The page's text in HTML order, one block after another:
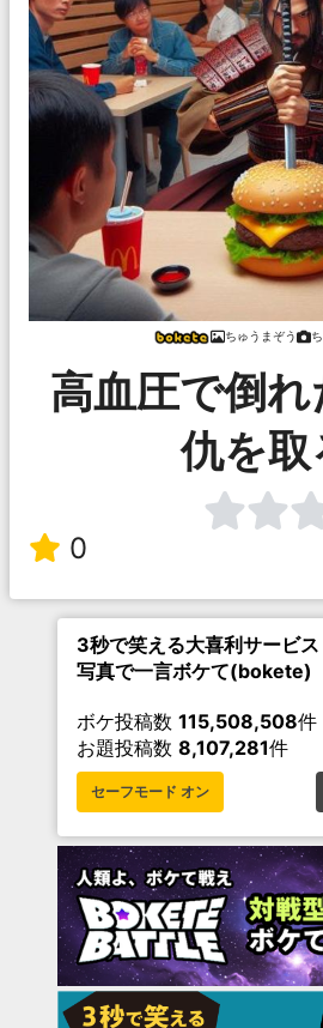
ちゅうまぞう
高血圧で倒
仇を取
0
3秒で笑える大喜利サービス
写真で一言ボケて(bokete)
ボケ投稿数 115,508,508件
お題投稿数 8,107,281件
セーフモード オン